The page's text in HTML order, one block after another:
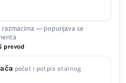
— popunjava se
prevod
pečat i potpis stalnog